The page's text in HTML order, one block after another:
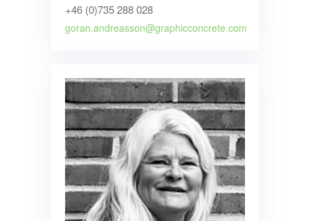
+46 (0)735 288 028
goran.andreasson@graphicconcrete.com